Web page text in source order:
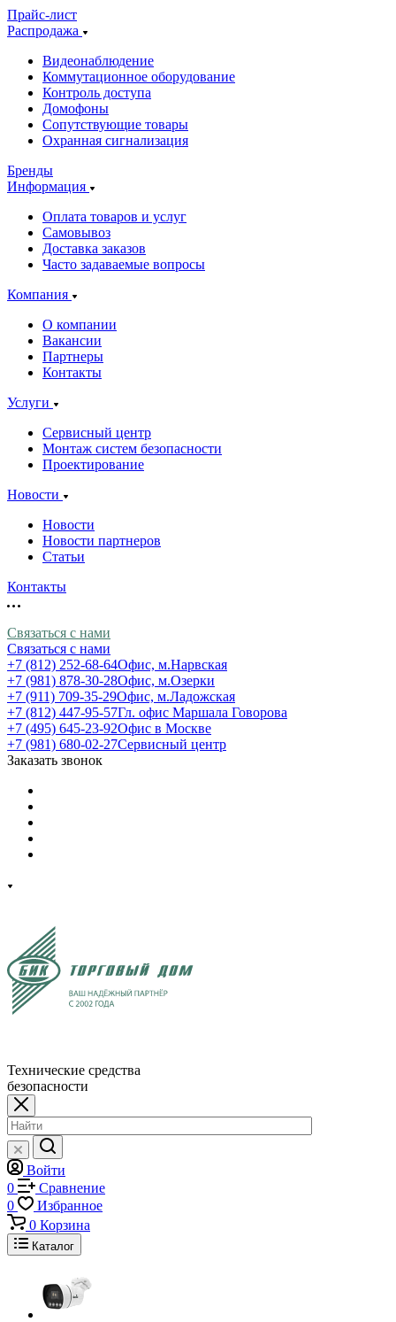
Прайс-лист
Распродажа
Видеонаблюдение
Коммутационное оборудование
Контроль доступа
Домофоны
Сопутствующие товары
Охранная сигнализация
Бренды
Информация
Оплата товаров и услуг
Самовывоз
Доставка заказов
Часто задаваемые вопросы
Компания
О компании
Вакансии
Партнеры
Контакты
Услуги
Сервисный центр
Монтаж систем безопасности
Проектирование
Новости
Новости
Новости партнеров
Статьи
Контакты
Связаться с нами
Связаться с нами
+7 (812) 252-68-64Офис, м.Нарвская
+7 (981) 878-30-28Офис, м.Озерки
+7 (911) 709-35-29Офис, м.Ладожская
+7 (812) 447-95-57Гл. офис Маршала Говорова
+7 (495) 645-23-92Офис в Москве
+7 (981) 680-02-27Сервисный центр
Заказать звонок
Технические средства
безопасности
Войти
0
Сравнение
0
Избранное
0 Корзина
Каталог